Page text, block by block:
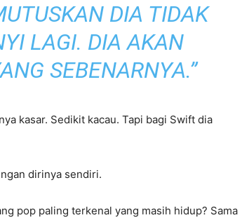
DIA TIDAK
LAGI. DIA AKAN
SEBENARNYA.”
kasar. Sedikit kacau. Tapi bagi Swift dia
dirinya sendiri.
pop paling terkenal yang masih hidup? Sama